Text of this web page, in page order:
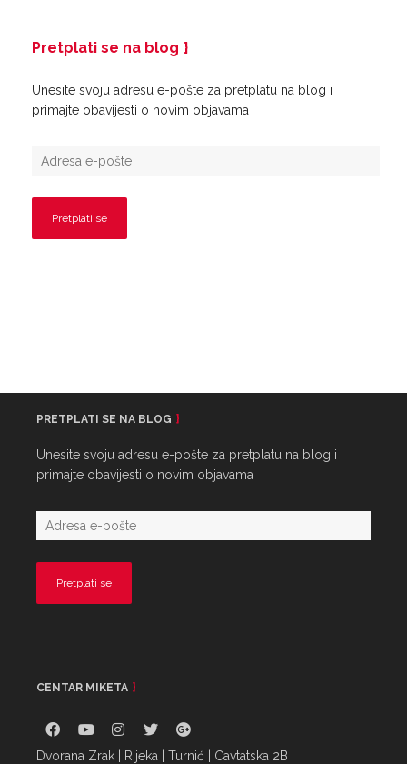
Pretplati se na blog
Unesite svoju adresu e-pošte za pretplatu na blog i
primajte obavijesti o novim objavama
PRETPLATI SE NA BLOG
Unesite svoju adresu e-pošte za pretplatu na blog i
primajte obavijesti o novim objavama
CENTAR MIKETA
Dvorana Zrak | Rijeka | Turnić | Cavtatska 2B